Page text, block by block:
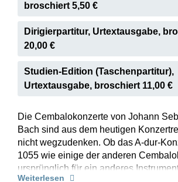
broschiert 5,50 €
Dirigierpartitur, Urtextausgabe,
20,00 €
Studien-Edition (Taschenpartitur),
Urtextausgabe, broschiert 11,00 €
Die Cembalokonzerte von Johann
Bach sind aus dem heutigen
nicht wegzudenken. Ob das A-dur-
1055 wie einige der anderen
ursprünglich für ein anderes
Weiterlesen